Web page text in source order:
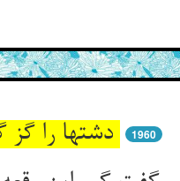
دشتها را گز گز آن شه چاه کند ** رقعه را از خشم پیش او فکند 1960